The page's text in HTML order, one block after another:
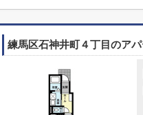
練馬区石神井町４丁目のアパ